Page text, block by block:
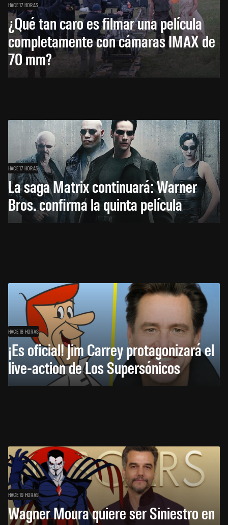
HACE 17 HORAS
¿Qué tan caro es filmar una película
completamente con cámaras IMAX de
70 mm?
HACE 17 HORAS
La saga Matrix continuará: Warner
Bros. confirma la quinta película
HACE 18 HORAS
¡Es oficial! Jim Carrey protagonizará el
live-action de Los Supersónicos
HACE 19 HORAS
Wagner Moura quiere ser Siniestro en